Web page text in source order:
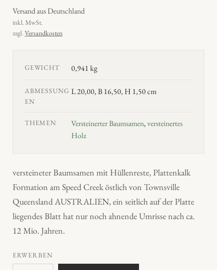
Versand aus Deutschland
inkl. MwSt.
zzgl.Versandkosten
GEWICHT 0,941 kg
ABMESSUNG
EN
L 20,00, B 16,50, H 1,50 cm
THEMEN Versteinerter Baumsamen,versteinertes
Holz
versteineter Baumsamen mit Hüllenreste, Plattenkalk
Formation am Speed Creek östlich von Townsville
Queensland AUSTRALIEN, ein seitlich auf der Platte
liegendes Blatt hat nur noch ahnende Umrisse nach ca.
12 Mio. Jahren.
ERWERBEN